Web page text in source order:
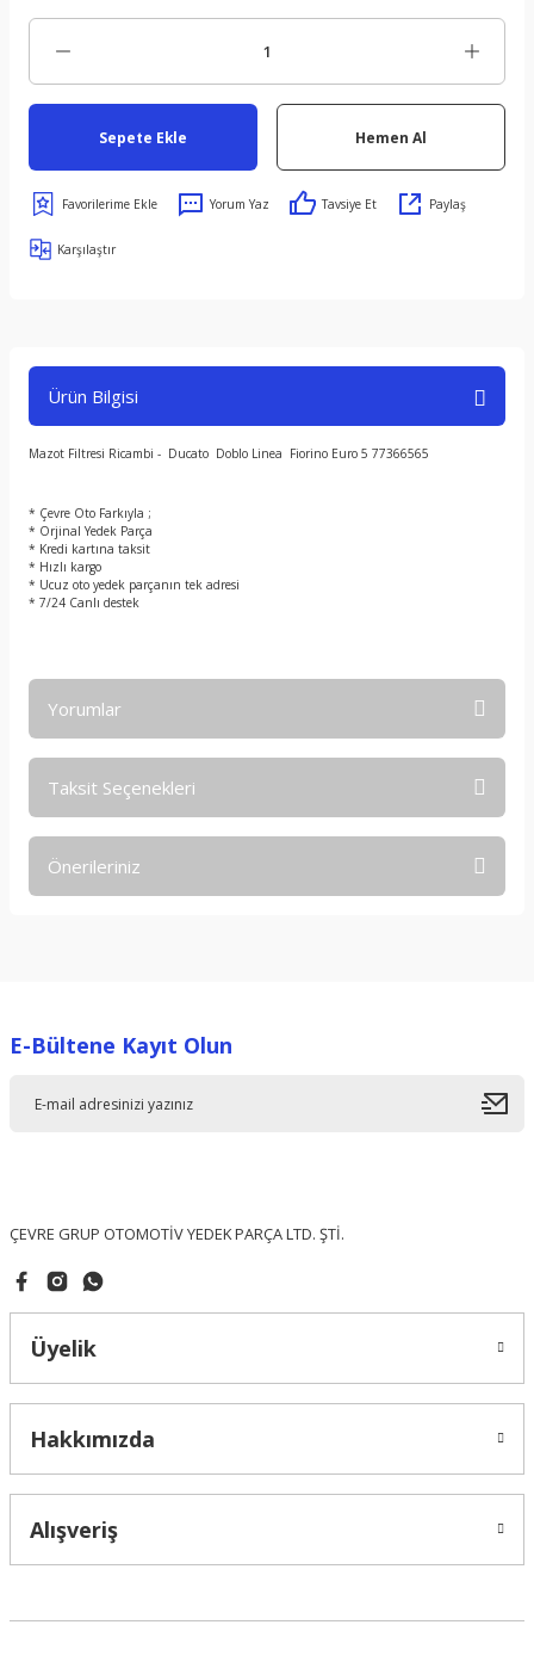
Sepete Ekle Hemen Al
Yorum Yaz Tavsiye Et Paylaş
Karşılaştır
Ürün Bilgisi
Mazot Filtresi Ricambi - Ducato Doblo Linea Fiorino Euro 5 77366565
* Çevre Oto Farkıyla ;
* Orjinal Yedek Parça
* Kredi kartına taksit
* Hızlı kargo
* Ucuz oto yedek parçanın tek adresi
* 7/24 Canlı destek
Yorumlar
Taksit Seçenekleri
Önerileriniz
Ürün resmi kalitesiz, bozuk veya görüntülenemiyor.
E-Bültene Kayıt Olun
ÇEVRE GRUP OTOMOTİV YEDEK PARÇA LTD. ŞTİ.
Üyelik
Hakkımızda
Alışveriş